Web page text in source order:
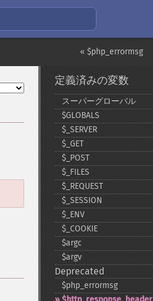
« $php_errormsg
定義済みの変数
スーパーグローバル
$GLOBALS
$_​SERVER
$_​GET
$_​POST
$_​FILES
$_​REQUEST
$_​SESSION
$_​ENV
$_​COOKIE
$argc
$argv
Deprecated
$php_​errormsg